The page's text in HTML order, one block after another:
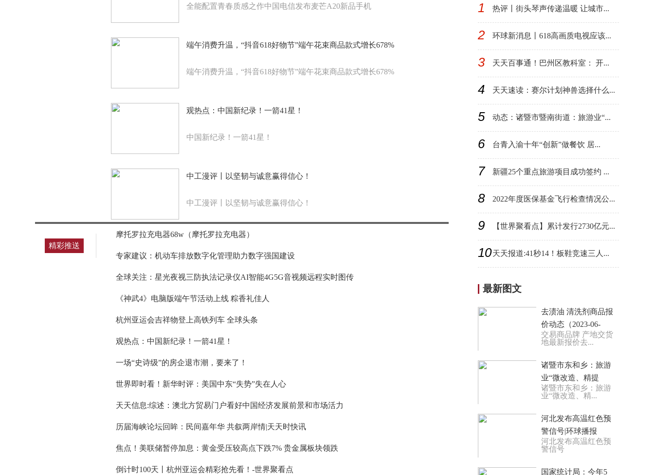
全能配置青春质感之作中国电信发布麦芒A20新品手机
端午消费升温，“抖音618好物节”端午花束商品款式增长678%
端午消费升温，“抖音618好物节”端午花束商品款式增长678%
观热点：中国新纪录！一箭41星！
中国新纪录！一箭41星！
中工漫评丨以坚韧与诚意赢得信心！
中工漫评丨以坚韧与诚意赢得信心！
精彩推送
摩托罗拉充电器68w（摩托罗拉充电器）
专家建议：机动车排放数字化管理助力数字强国建设
全球关注：星光夜视三防执法记录仪AI智能4G5G音视频远程实时图传
《神武4》电脑版端午节活动上线 粽香礼佳人
杭州亚运会吉祥物登上高铁列车 全球头条
观热点：中国新纪录！一箭41星！
一场“史诗级”的房企退市潮，要来了！
世界即时看！新华时评：美国中东“失势”失在人心
天天信息:综述：澳北方贸易门户看好中国经济发展前景和市场活力
历届海峡论坛回眸：民间嘉年华 共叙两岸情|天天时快讯
焦点！美联储暂停加息：黄金受压较高点下跌7% 贵金属板块领跌
倒计时100天丨杭州亚运会精彩抢先看！-世界聚看点
1 热评丨街头琴声传递温暖 让城市...
2 环球新消息丨618高画质电视应该...
3 天天百事通！巴州区教科室： 开...
4 天天速读：赛尔计划神兽选择什么...
5 动态：诸暨市暨南街道：旅游业“...
6 台青入渝十年“创新”做餐饮 居...
7 新疆25个重点旅游项目成功签约 ...
8 2022年度医保基金飞行检查情况公...
9 【世界聚看点】累计发行2730亿元...
10天天报道:41秒14！板鞋竞速三人...
最新图文
去渍油 清洗剂商品报
价动态（2023-06-
15）
交易商品牌 产地交货
地最新报价去...
诸暨市东和乡：旅游
业“微改造、精提
升”一乡一品助共富-
诸暨市东和乡：旅游
业“微改造、精...
河北发布高温红色预
警信号|环球播报
河北发布高温红色预
警信号
国家统计局：今年5